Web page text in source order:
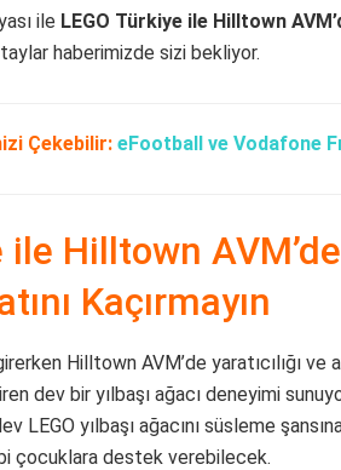
ile LEGO Türkiye ile Hilltown
haberimizde sizi bekliyor.
Çekebilir: eFootball ve Vodafone
Hilltown AVM’de
Kaçırmayın
Hilltown AVM’de yaratıcılığı
dev bir yılbaşı ağacı deneyimi
LEGO yılbaşı ağacını süsleme
çocuklara destek verebilecek.